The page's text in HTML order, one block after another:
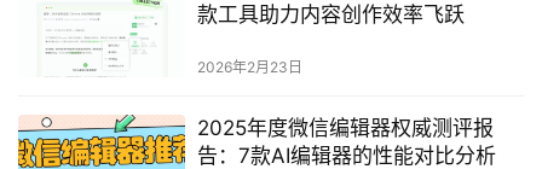
款工具助力内容创作效率飞跃
2026年2月23日
2025年度微信编辑器权威测评报
告：7款AI编辑器的性能对比分析